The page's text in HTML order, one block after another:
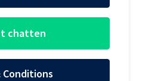
chatten
Conditions